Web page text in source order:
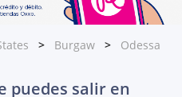
Burgaw Odessa
puedes salir en